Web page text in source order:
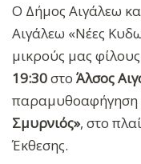
Ο Δήμος Αιγάλεω
Αιγάλεω «Νέες
μικρούς μας
19:30στο Άλσος
παραμυθοαφήγηση
Σμυρνιός», στο
Έκθεσης.